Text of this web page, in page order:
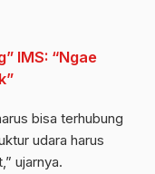
IMS: “Ngae
bisa terhubung
udara harus
ujarnya.